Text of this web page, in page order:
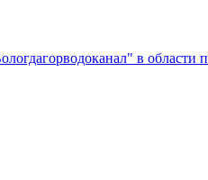
в области